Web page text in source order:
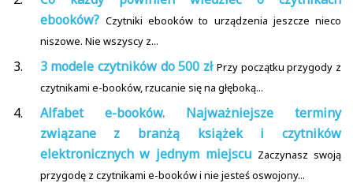
ebooków? Czytniki ebooków to urządzenia jeszcze nieco
niszowe. Nie wszyscy z...
3 modele czytników do 500 zł Przy początku przygody z
czytnikami e-booków, rzucanie się na głęboką...
Alfabet e-booków. Najważniejsze terminy
związane z branżą książek i czytników
elektronicznych w jednym miejscu Zaczynasz swoją
przygodę z czytnikami e-booków i nie jesteś oswojony...